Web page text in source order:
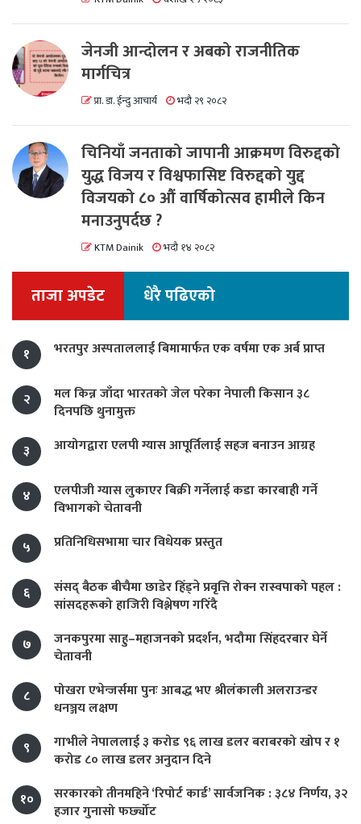
जेनजी आन्दोलन र अबको राजनीतिक
मार्गचित्र
प्रा. डा. ईन्दु आचार्य भदौ २९ २०८२
चिनियाँ जनताको जापानी आक्रमण विरुद्दको
युद्ध विजय र विश्वफासिष्ट विरुद्दको युद्द
विजयको ८० औं वार्षिकोत्सव हामीले किन
मनाउनुपर्दछ ?
KTM Dainik भदौ १४ २०८२
ताजा अपडेट धेरै पढिएको
१ भरतपुर अस्पताललाई बिमामार्फत एक वर्षमा एक अर्ब प्राप्त
२
मल किन्न जाँदा भारतको जेल परेका नेपाली किसान ३८
दिनपछि थुनामुक्त
३
आयोगद्वारा एलपी ग्यास आपूर्तिलाई सहज बनाउन आग्रह
४
एलपीजी ग्यास लुकाएर बिक्री गर्नेलाई कडा कारबाही गर्ने
विभागको चेतावनी
५
प्रतिनिधिसभामा चार विधेयक प्रस्तुत
६
संसद् बैठक बीचैमा छाडेर हिँड्ने प्रवृत्ति रोक्न रास्वपाको पहल :
सांसदहरूको हाजिरी विश्लेषण गरिँदै
७
जनकपुरमा साहु–महाजनको प्रदर्शन, भदौमा सिंहदरबार घेर्ने
चेतावनी
८
पोखरा एभेन्जर्समा पुनः आबद्ध भए श्रीलंकाली अलराउन्डर
धनञ्जय लक्षण
९
गाभीले नेपाललाई ३ करोड ९६ लाख डलर बराबरको खोप र १
करोड ८० लाख डलर अनुदान दिने
१०
सरकारको तीनमहिने ‘रिपोर्ट कार्ड’ सार्वजनिक : ३८४ निर्णय, ३२
हजार गुनासो फर्छ्योट